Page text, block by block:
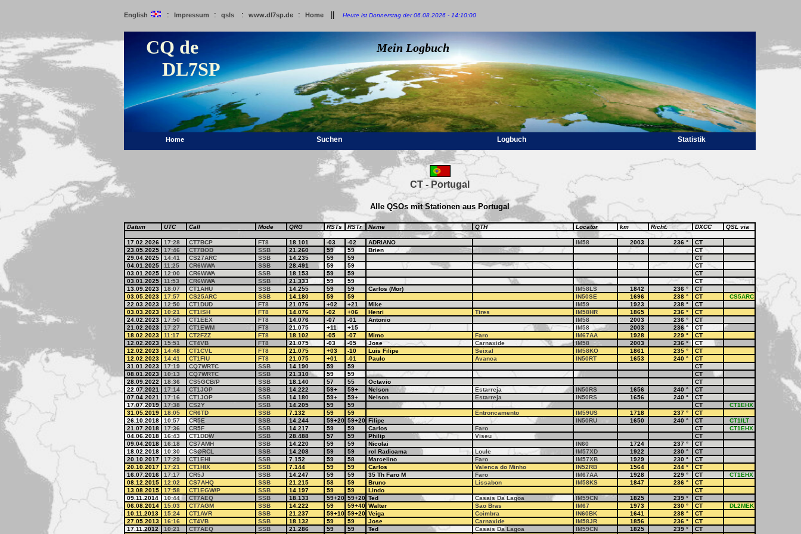
English : Impressum : qsls : www.dl7sp.de : Home Heute ist Donnerstag der 06.08.2026 - 14:10:00
CQ de
DL7SP
Mein Logbuch
Home Suchen Logbuch Statistik
CT - Portugal
Alle QSOs mit Stationen aus Portugal
Datum UTC Call Mode QRG RSTs RSTr Name QTH Locator km Richt. DXCC QSL via
17.02.2026 17:28 CT7BCP FT8 18.101 -03 -02 ADRIANO IM58 2003 236 °
CT
23.05.2025
17:46 CT7BOD SSB 21.260 59 59 Brien
CT
29.04.2025
14:41 CS27ARC SSB 14.235 59 59
CT
04.01.2025
11:25 CR6WWA SSB 28.491 59 59
CT
03.01.2025
12:00 CR6WWA SSB 18.153 59 59
CT
03.01.2025
11:53 CR6WWA SSB 21.333 59 59
CT
13.09.2023
18:07 CT1AHU SSB 14.255 59 59 Carlos (Mor) IM58LS 1842 236 °
CT
03.05.2023
17:57 CS25ARC SSB 14.180 59 59 IN50SE 1696 238 ° CT
CS5ARC
22.03.2023
12:50 CT1DUD FT8 21.076 +02 +21 Mike IM59 1923 238 °
CT
03.03.2023
10:21 CT1ISH FT8 14.076 -02 +06 Henri Tires IM58HR 1865 236 °
CT
24.02.2023
17:50 CT1EEX FT8 14.076 -07 -01 Antonio IM58 2003 236 °
CT
21.02.2023
17:27 CT1EWM FT8 21.075 +11 +15 IM58 2003 236°
CT
18.02.2023
11:17 CT2FZZ FT8 18.102 -05 -07 Mimo Faro IM67AA 1928 229 °
CT
12.02.2023
15:51 CT4VB FT8 21.075 -03 -05 Jose Carnaxide IM58 2003 236 °
CT
12.02.2023
14:48 CT1CVL FT8 21.075 +03 -10 Luis Filipe Seixal IM58KO 1861 235 °
CT
12.02.2023
14:41 CT1FIU FT8 21.075 +01 -01 Paulo Avanca IN50RT 1653 240 °
CT
31.01.2023
17:19 CQ7WRTC SSB 14.190 59 59
CT
08.01.2023
10:13 CQ7WRTC SSB 21.310 59 59
CT
28.09.2022
18:36 CS5GCB/P SSB 18.140 57 55 Octavio
CT
22.07.2021
17:14 CT1JOP SSB 14.222 59+ 59+ Nelson Estarreja IN50RS 1656 240 °
CT
07.04.2021
17:16 CT1JOP SSB 14.180 59+ 59+ Nelson Estarreja IN50RS 1656 240 °
CT
17.07.2019
17:38 CS2Y SSB 14.205 59 59 CT
CT1EHX
31.05.2019
18:05 CR6TD SSB 7.132 59 59 Entroncamento IM59US 1718 237 °
CT
26.10.2018
10:57 CR5E SSB 14.244 59+20 59+20 Filipe IN50RU 1650 240 ° CT
CT1ILT
21.07.2018
17:36 CR5F SSB 14.217 59 59 Carlos Faro CT
CT1EHX
04.06.2018
16:43 CT1DDW SSB 28.488 57 59 Philip Viseu
CT
09.04.2018
16:18 CS7AMH SSB 14.220 59 59 Nicolai IN60 1724 237 °
CT
18.02.2018
10:30 CSØRCL SSB 14.208 59 59 rcl Radioama Loule IM57XD 1922 230 °
CT
20.10.2017
17:29 CT1EHI SSB 7.152 59 58 Marcelino Faro IM57XB 1929 230 °
CT
20.10.2017
17:21 CT1HIX SSB 7.144 59 59 Carlos Valenca do Minho IN52RB 1564 244 °
CT
16.07.2016
17:17 CR5J SSB 14.247 59 59 35 Th Faro M Faro IM67AA 1928 229 ° CT
CT1EHX
08.12.2015
12:02 CS7AHQ SSB 21.215 58 59 Bruno Lissabon IM58KS 1847 236 °
CT
13.08.2015
17:58 CT1EGW/P SSB 14.197 59 59 Lindo
CT
09.11.2014
10:44 CT7AEQ SSB 18.133 59+20 59+20 Ted Casais Da Lagoa IM59CN 1825 239 °
CT
06.08.2014
15:03 CT7AGM SSB 14.222 59 59+40 Walter Sao Bras IM67 1973 230 ° CT
DL2MEK
10.11.2013
15:24 CT1AVR SSB 21.237 59+10 59+20 Veiga Coimbra IN60BK 1641 238 °
CT
27.05.2013
16:16 CT4VB SSB 18.132 59 59 Jose Carnaxide IM58JR 1856 236 °
CT
17.11.2012
10:21 CT7AEQ SSB 21.286 59 59 Ted Casais Da Lagoa IM59CN 1825 239 °
CT